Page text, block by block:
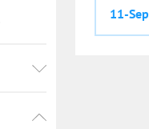
11-Sep